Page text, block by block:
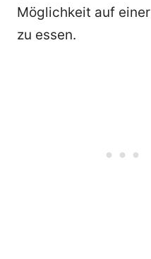
Möglichkeit auf einer
zu essen.